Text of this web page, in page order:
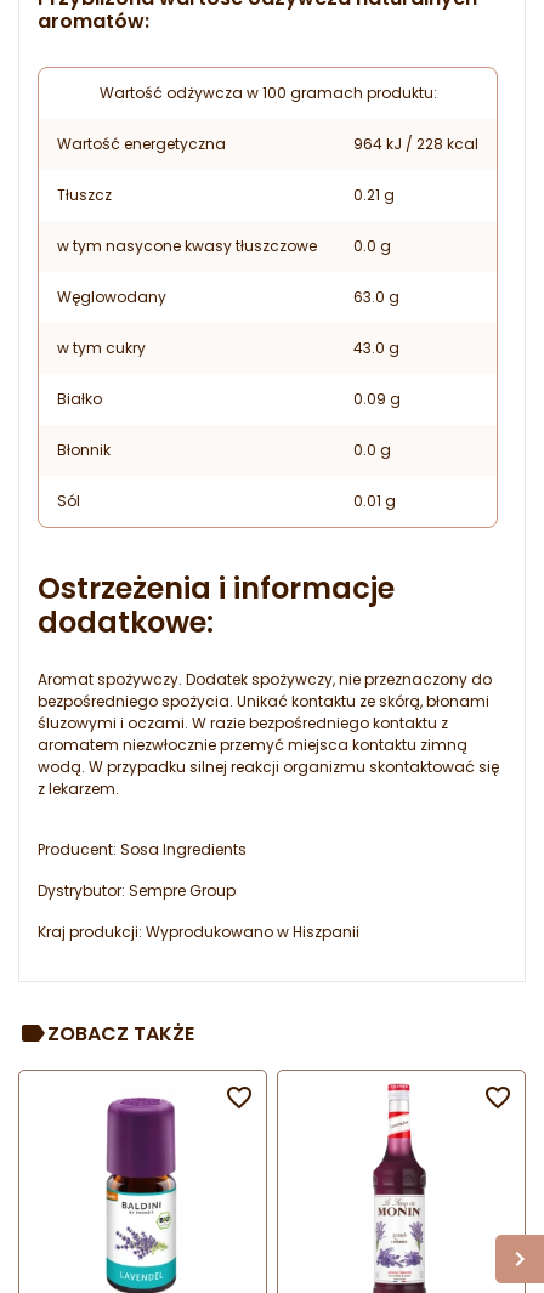
aromatów:
Wartość odżywcza w 100 gramach produktu:
Wartość energetyczna 964 kJ / 228 kcal
Tłuszcz 0.21 g
w tym nasycone kwasy tłuszczowe 0.0 g
Węglowodany 63.0 g
w tym cukry 43.0 g
Białko 0.09 g
Błonnik 0.0 g
Sól 0.01 g
Ostrzeżenia i informacje
dodatkowe:
Aromat spożywczy. Dodatek spożywczy, nie przeznaczony do
bezpośredniego spożycia. Unikać kontaktu ze skórą, błonami
śluzowymi i oczami. W razie bezpośredniego kontaktu z
aromatem niezwłocznie przemyć miejsca kontaktu zimną
wodą. W przypadku silnej reakcji organizmu skontaktować się
z lekarzem.
Producent: Sosa Ingredients
Dystrybutor: Sempre Group
Kraj produkcji: Wyprodukowano w Hiszpanii
ZOBACZ TAKŻE
 